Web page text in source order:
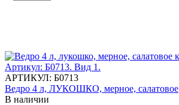
АРТИКУЛ: Б0713
Ведро 4 л, ЛУКОШКО, мерное, салатовое
В наличии